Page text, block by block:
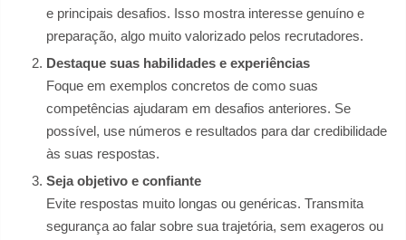
e principais desafios. Isso mostra interesse genuíno e
preparação, algo muito valorizado pelos recrutadores.
Destaque suas habilidades e experiências
Foque em exemplos concretos de como suas
competências ajudaram em desafios anteriores. Se
possível, use números e resultados para dar credibilidade
às suas respostas.
Seja objetivo e confiante
Evite respostas muito longas ou genéricas. Transmita
segurança ao falar sobre sua trajetória, sem exageros ou